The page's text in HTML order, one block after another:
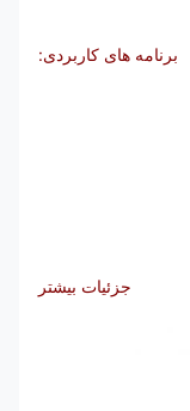
برنامه های کاربردی:
جزئیات بیشتر